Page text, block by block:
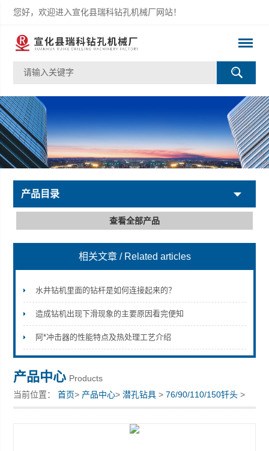
您好，欢迎进入宣化县瑞科钻孔机械厂网站！
宣化县瑞科钻孔机械厂
产品目录
查看全部产品
相关文章 / Related articles
水井钻机里面的钻杆是如何连接起来的？
造成钻机出现下滑现象的主要原因看完便知
阿*冲击器的性能特点及热处理工艺介绍
产品中心 Products
当前位置：首页> 产品中心>潜孔钻具 >76/90/110/150钎头 >
配110冲击器的低风压钎头